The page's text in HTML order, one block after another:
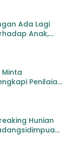
Ada Lagi
Anak,
Minta
Penilaian
Hunian